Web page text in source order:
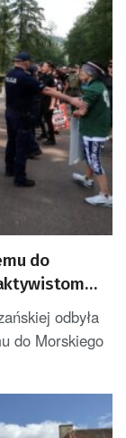
do
odbyła
do Morskiego